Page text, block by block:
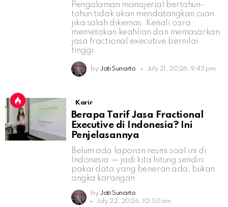
Pengalaman manajerial bertahun-
tahun tidak akan mendatangkan cuan
jika salah dikemas. Kenali cara
memetakan keahlian dan memasarkan
jasa fractional executive bernilai
tinggi.
by Jati Sunarto July 21, 2026, 9:43 pm
Karir
Berapa Tarif Jasa Fractional
Executive di Indonesia? Ini
Penjelasannya
Belum ada laporan resmi soal ini di
Indonesia — jadi kita hitung sendiri
pakai data yang beneran ada, bukan
angka karangan.
by Jati Sunarto
July 22, 2026, 10:53 am